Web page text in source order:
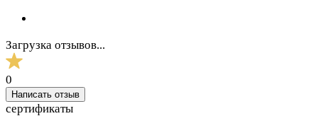
Загрузка отзывов...
0
Написать отзыв
сертификаты